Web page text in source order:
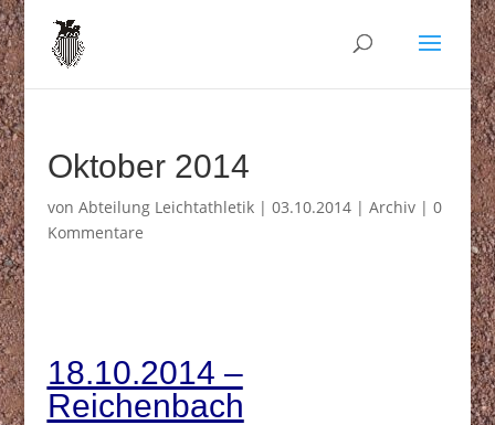
Oktober 2014
von Abteilung Leichtathletik| 03.10.2014| Archiv| 0
Kommentare
18.10.2014 –
Reichenbach